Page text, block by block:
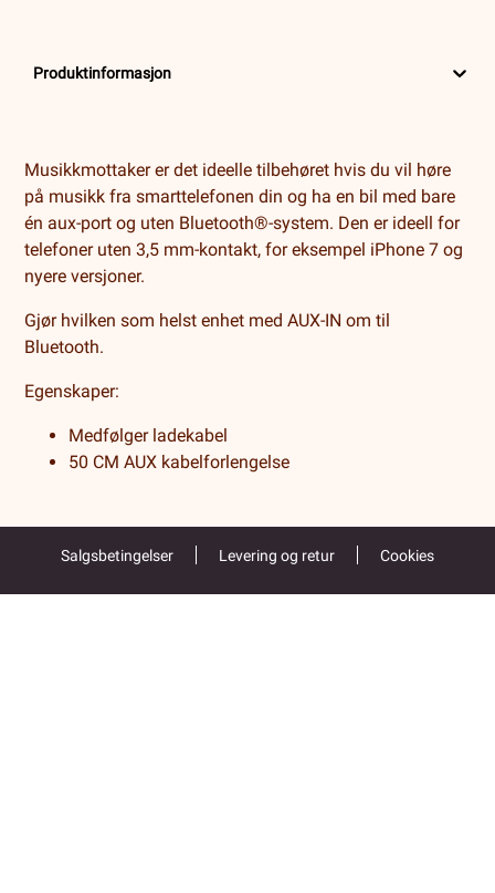
Produktinformasjon
Musikkmottaker er det ideelle tilbehøret hvis du vil høre
på musikk fra smarttelefonen din og ha en bil med bare
én aux-port og uten Bluetooth®-system. Den er ideell for
telefoner uten 3,5 mm-kontakt, for eksempel iPhone 7 og
nyere versjoner.
Gjør hvilken som helst enhet med AUX-IN om til
Bluetooth.
Egenskaper:
Medfølger ladekabel
50 CM AUX kabelforlengelse
Salgsbetingelser Levering og retur Cookies